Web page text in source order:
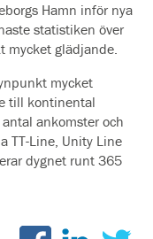
Hamn inför nya
statistiken över
mycket glädjande.
mycket
till kontinental
ankomster och
TT-Line, Unity Line
dygnet runt 365